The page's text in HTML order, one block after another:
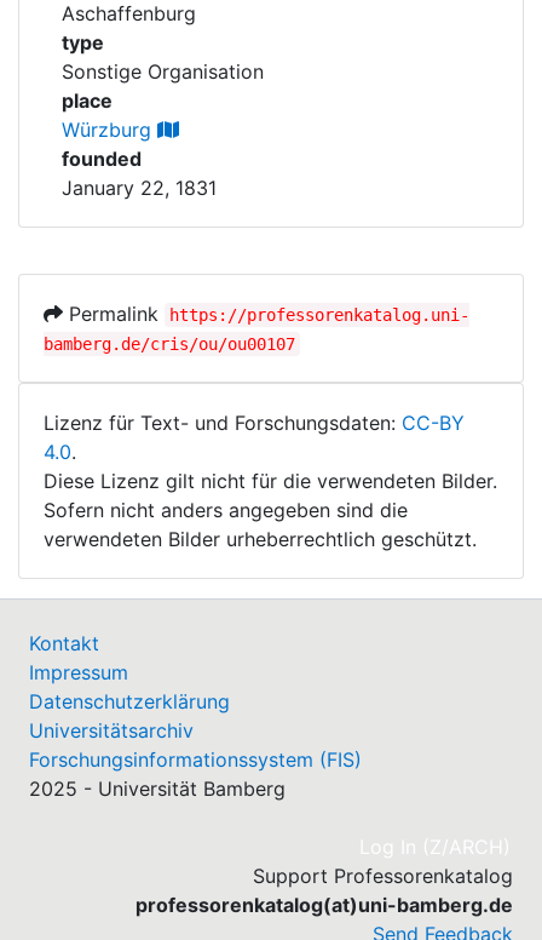
Aschaffenburg
type
Sonstige Organisation
place
Würzburg
founded
January 22, 1831
Permalink
https://professorenkatalog.uni-
bamberg.de/cris/ou/ou00107
Lizenz für Text- und Forschungsdaten: CC-BY
4.0.
Diese Lizenz gilt nicht für die verwendeten Bilder.
Sofern nicht anders angegeben sind die
verwendeten Bilder urheberrechtlich geschützt.
Kontakt
Impressum
Datenschutzerklärung
Universitätsarchiv
Forschungsinformationssystem (FIS)
2025 - Universität Bamberg
Log In (Z/ARCH)
Support Professorenkatalog
professorenkatalog(at)uni-bamberg.de
Send Feedback